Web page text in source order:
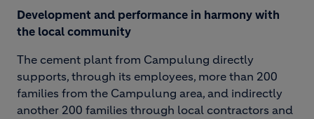
Development and performance in harmony with
the local community
The cement plant from Campulung directly
supports, through its employees, more than 200
families from the Campulung area, and indirectly
another 200 families through local contractors and